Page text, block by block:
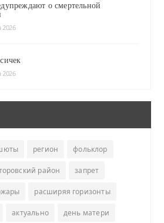
о смертельной
2026
2026
регион фольклор
район запрет
расширяя горизонты
актуально день матери